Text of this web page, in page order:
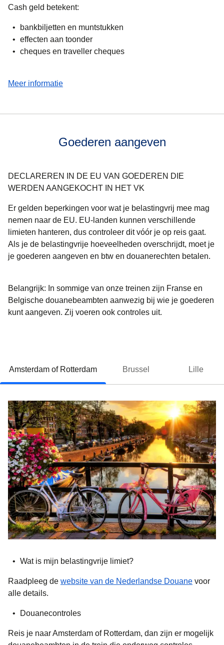
Cash geld betekent:
bankbiljetten en muntstukken
effecten aan toonder
cheques en traveller cheques
Meer informatie(
Goederen aangeven
DECLAREREN IN DE EU VAN GOEDEREN DIE
WERDEN AANGEKOCHT IN HET VK
Er gelden beperkingen voor wat je belastingvrij mee mag
nemen naar de EU. EU-landen kunnen verschillende
limieten hanteren, dus controleer dit vóór je op reis gaat.
Als je de belastingvrije hoeveelheden overschrijdt, moet je
je goederen aangeven en btw en douanerechten betalen.
Belangrijk: In sommige van onze treinen zijn Franse en
Belgische douanebeambten aanwezig bij wie je goederen
kunt aangeven. Zij voeren ook controles uit.
Amsterdam of Rotterdam Brussel Lille
Wat is mijn belastingvrije limiet?
Raadpleeg de website van de Nederlandse Douane( opent
voor
alle details.
Douanecontroles
Reis je naar Amsterdam of Rotterdam, dan zijn er mogelijk